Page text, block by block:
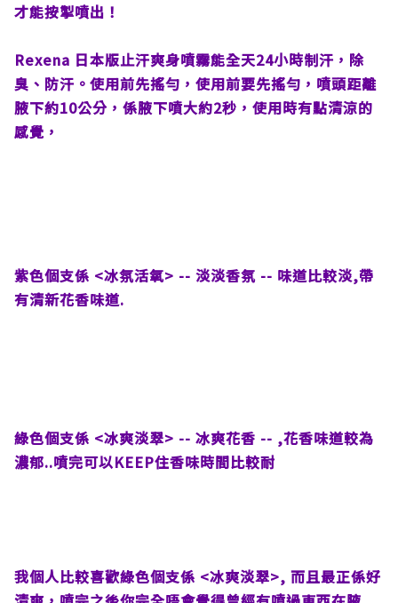
才能按掣噴出！
Rexena 日本版止汗爽身噴霧能全天24小時制汗，除
臭、防汗。使用前先搖勻，使用前要先搖勻，噴頭距離
腋下約10公分，係腋下噴大約2秒，使用時有點清涼的
感覺，
紫色個支係 <冰氛活氧> -- 淡淡香氛 -- 味道比較淡,帶
有清新花香味道.
綠色個支係 <冰爽淡翠> -- 冰爽花香 -- ,花香味道較為
濃郁..噴完可以KEEP住香味時間比較耐
我個人比較喜歡綠色個支係 <冰爽淡翠>, 而且最正係好